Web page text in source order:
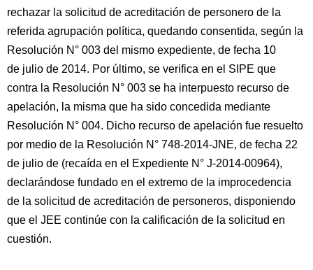
rechazar la solicitud de acreditación de personero de la
referida agrupación política, quedando consentida, según la
Resolución N° 003 del mismo expediente, de fecha 10
de julio de 2014. Por último, se verifica en el SIPE que
contra la Resolución N° 003 se ha interpuesto recurso de
apelación, la misma que ha sido concedida mediante
Resolución N° 004. Dicho recurso de apelación fue resuelto
por medio de la Resolución N° 748-2014-JNE, de fecha 22
de julio de (recaída en el Expediente N° J-2014-00964),
declarándose fundado en el extremo de la improcedencia
de la solicitud de acreditación de personeros, disponiendo
que el JEE continúe con la calificación de la solicitud en
cuestión.